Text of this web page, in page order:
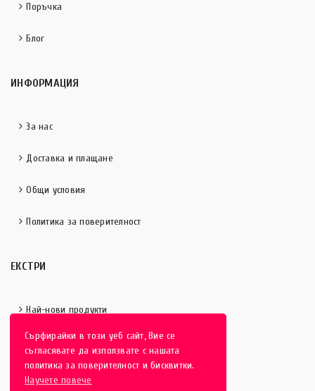
Сърфирайки в този уеб сайт, Вие се
съгласявате да използвате с нашата
политика за поверителност и бисквитки.
Научете повече
Поръчка
Блог
ИНФОРМАЦИЯ
За нас
Доставка и плащане
Общи условия
Политика за поверителност
ЕКСТРИ
Най-нови продукти
Отличени продукти